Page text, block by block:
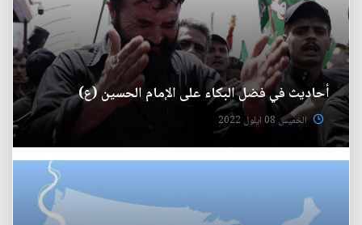
أحاديث في فضل البكاء على الإمام الحسين (ع)
الخميس 08 ايلول 2022